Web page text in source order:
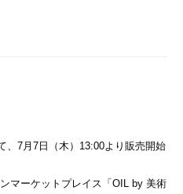
、7月7日（木）13:00より販売開始
マーケットプレイス「OIL by 美術